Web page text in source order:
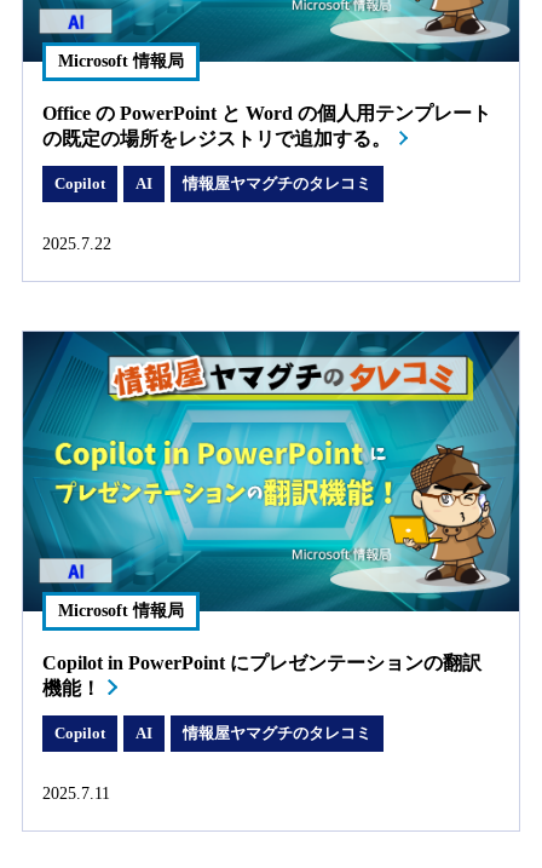
Microsoft 情報局
Office の PowerPoint と Word の個人用テンプレート
の既定の場所をレジストリで追加する。
Copilot AI 情報屋ヤマグチのタレコミ
2025.7.22
Microsoft 情報局
Copilot in PowerPoint にプレゼンテーションの翻訳
機能！
Copilot AI 情報屋ヤマグチのタレコミ
2025.7.11